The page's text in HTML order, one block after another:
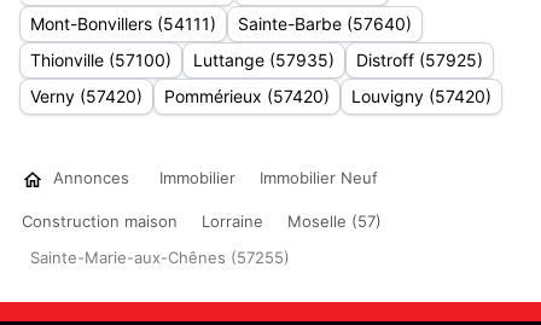
Mont-Bonvillers (54111)
Sainte-Barbe (57640)
Thionville (57100)
Luttange (57935)
Distroff (57925)
Verny (57420)
Pommérieux (57420) Louvigny (57420)
Annonces Immobilier Immobilier Neuf
Construction maison Lorraine
Moselle (57)
Sainte-Marie-aux-Chênes (57255)